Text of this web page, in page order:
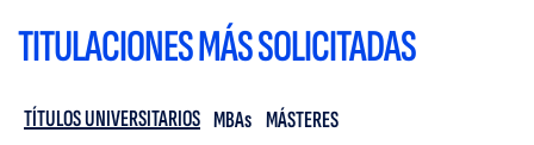
TITULACIONES MÁS SOLICITADAS
TÍTULOS UNIVERSITARIOS MBAs MÁSTERES